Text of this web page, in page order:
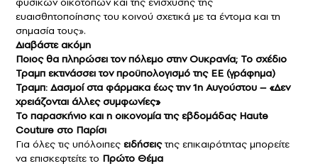
ευαισθητοποίησης του κοινού σχετικά με τα έντομα και τη
σημασία τους».
Διαβάστε ακόμη
Ποιος θα πληρώσει τον πόλεμο στην Ουκρανία; Το σχέδιο
Τραμπ εκτινάσσει τον προϋπολογισμό της ΕΕ (γράφημα)
Τραμπ: Δασμοί στα φάρμακα έως την 1η Αυγούστου – «Δεν
χρειάζονται άλλες συμφωνίες»
Το παρασκήνιο και η οικονομία της εβδομάδας Haute
Couture στο Παρίσι
Για όλες τις υπόλοιπες ειδήσειςτης επικαιρότητας μπορείτε
να επισκεφτείτε το Πρώτο Θέμα